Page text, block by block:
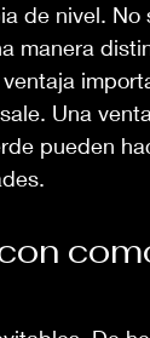
de nivel. No
manera
Una
pueden